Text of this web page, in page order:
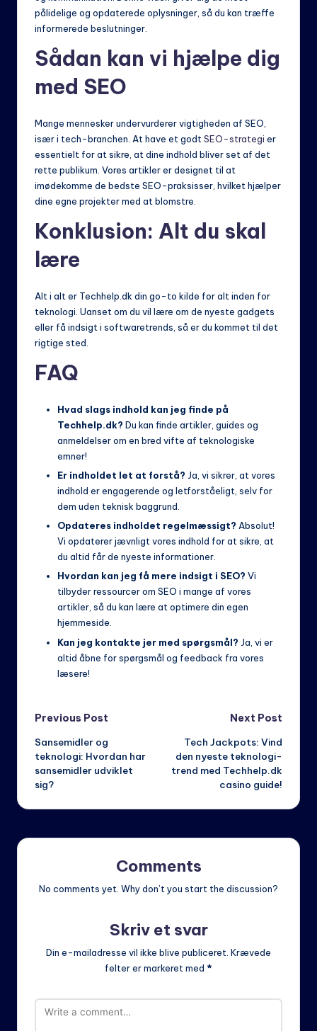
pålidelige og opdaterede oplysninger, så du kan træffe
informerede beslutninger.
Sådan kan vi hjælpe dig
med SEO
Mange mennesker undervurderer vigtigheden af SEO,
især i tech-branchen. At have et godt SEO-strategi er
essentielt for at sikre, at dine indhold bliver set af det
rette publikum. Vores artikler er designet til at
imødekomme de bedste SEO-praksisser, hvilket hjælper
dine egne projekter med at blomstre.
Konklusion: Alt du skal
lære
Alt i alt er Techhelp.dk din go-to kilde for alt inden for
teknologi. Uanset om du vil lære om de nyeste gadgets
eller få indsigt i softwaretrends, så er du kommet til det
rigtige sted.
FAQ
Hvad slags indhold kan jeg finde på
Techhelp.dk? Du kan finde artikler, guides og
anmeldelser om en bred vifte af teknologiske
emner!
Er indholdet let at forstå? Ja, vi sikrer, at vores
indhold er engagerende og letforståeligt, selv for
dem uden teknisk baggrund.
Opdateres indholdet regelmæssigt? Absolut!
Vi opdaterer jævnligt vores indhold for at sikre, at
du altid får de nyeste informationer.
Hvordan kan jeg få mere indsigt i SEO? Vi
tilbyder ressourcer om SEO i mange af vores
artikler, så du kan lære at optimere din egen
hjemmeside.
Kan jeg kontakte jer med spørgsmål? Ja, vi er
altid åbne for spørgsmål og feedback fra vores
læsere!
Post
navigation
Previous Post
Sansemidler og
teknologi: Hvordan har
sansemidler udviklet
sig?
Next Post
Tech Jackpots: Vind
den nyeste teknologi-
trend med Techhelp.dk
casino guide!
Comments
No comments yet. Why don’t you start the discussion?
Skriv et svar
Din e-mailadresse vil ikke blive publiceret. Krævede
felter er markeret med *